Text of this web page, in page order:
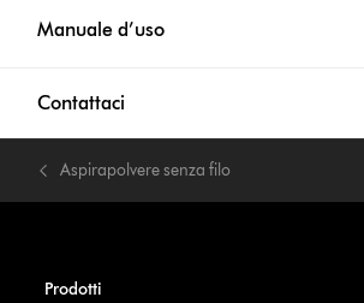
Manuale d’uso
Contattaci
Aspirapolvere senza filo
Prodotti